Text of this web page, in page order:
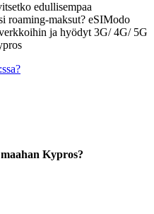
edullisempaa
roaming-maksut? eSIModo
ja hyödyt 3G/ 4G/ 5G
Kypros?